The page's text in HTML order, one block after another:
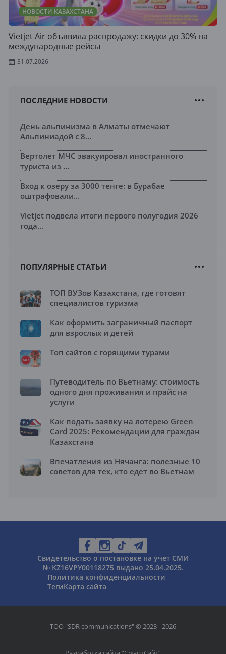
НОВОСТИ КАЗАХСТАНА
Vietjet Air объявила распродажу: скидки до 30% на
международные рейсы
31.07.2026
ПОСЛЕДНИЕ НОВОСТИ
День альпинизма в Алматы отмечают
Альпиниадой с 8...
Вертолет МЧС эвакуировал иностранного
туриста из ...
Вход к озеру за 3000 тенге: в Бурабае
оштрафовали...
Vietjet подвела итоги первого полугодия 2026
года...
ПОПУЛЯРНЫЕ СТАТЬИ
ТОП ВУЗов Казахстана, где готовят
специалистов туризма
Как оформить заграничный паспорт
для взрослых и детей
Топ сайтов с горящими турами
Путеводитель по Вьетнаму: стоимость
одного дня проживания и прайс на
услуги
Как подать заявку на лотерею Green
Card 2025: Рекомендации для граждан
Казахстана
Впечатления из Нячанга: полезные 10
советов для тех, кто едет во Вьетнам
Свидетельство о постановке на учет СМИ
№ KZ16VPY00118275 выдано 25.04.2025.
Политика конфиденциальности
ТегиКарта сайта
ТОО "SDR communications" © 2023 - 2026